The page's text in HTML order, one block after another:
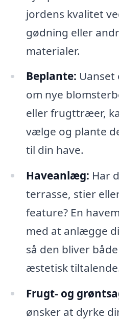
jordens kvalitet
gødning eller
materialer.
Beplante: Uanset
om nye
eller frugttræer,
vælge og plante
til din have.
Haveanlæg: Har
terrasse, stier
feature? En
med at anlægge
så den bliver
æstetisk
Frugt- og
ønsker at dyrke